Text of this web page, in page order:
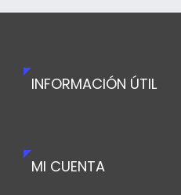
INFORMACIÓN ÚTIL
MI CUENTA